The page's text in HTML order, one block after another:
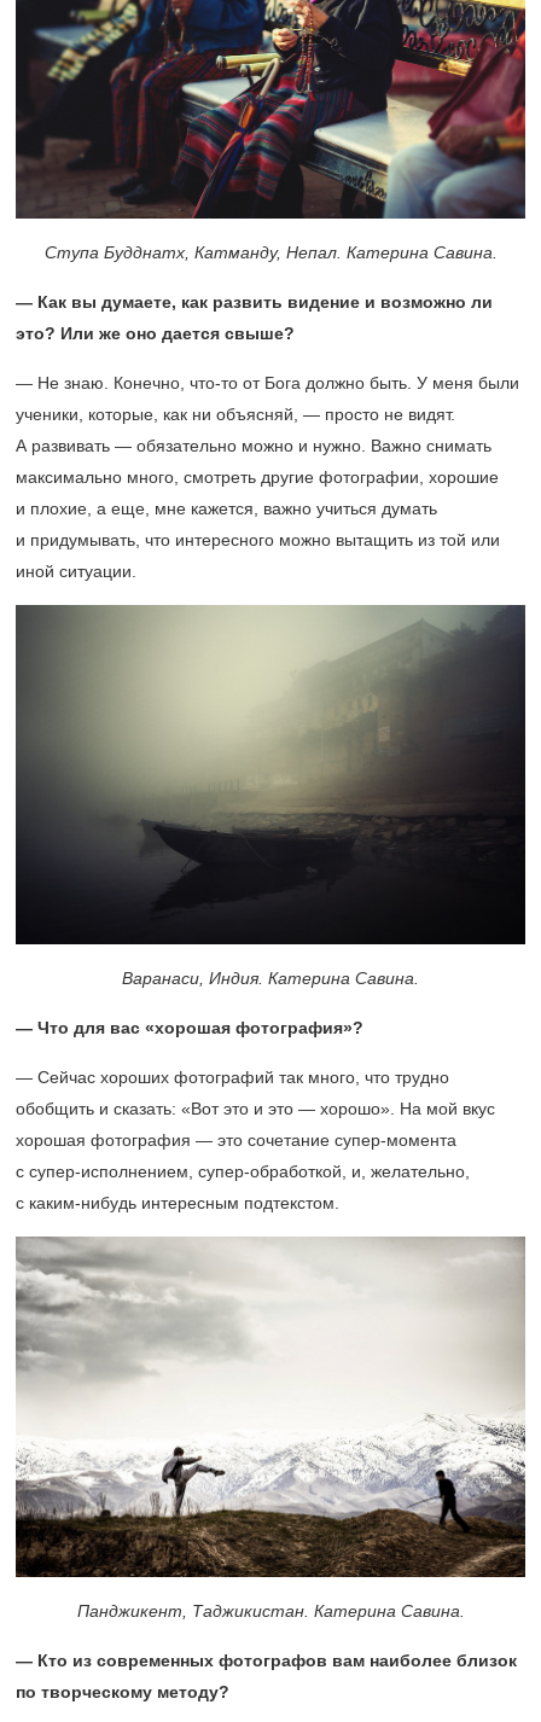
Ступа Будднатх, Катманду, Непал. Катерина Савина.
— Как вы думаете, как развить видение и возможно ли
это? Или же оно дается свыше?
— Не знаю. Конечно, что-то от Бога должно быть. У меня были
ученики, которые, как ни объясняй, — просто не видят.
А развивать — обязательно можно и нужно. Важно снимать
максимально много, смотреть другие фотографии, хорошие
и плохие, а еще, мне кажется, важно учиться думать
и придумывать, что интересного можно вытащить из той или
иной ситуации.
Варанаси, Индия. Катерина Савина.
— Что для вас «хорошая фотография»?
— Сейчас хороших фотографий так много, что трудно
обобщить и сказать: «Вот это и это — хорошо». На мой вкус
хорошая фотография — это сочетание супер-момента
с супер-исполнением, супер-обработкой, и, желательно,
с каким-нибудь интересным подтекстом.
Панджикент, Таджикистан. Катерина Савина.
— Кто из современных фотографов вам наиболее близок
по творческому методу?